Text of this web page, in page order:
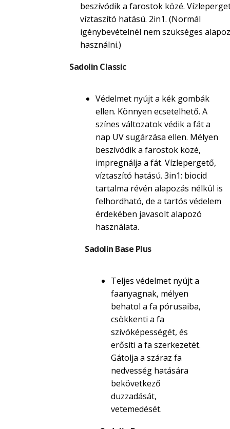
beszívódik a farostok közé.
víztaszító hatású. 2in1. (Normál
igénybevételnél nem szükséges
használni.)
Sadolin Classic
Védelmet nyújt a kék gombák
ellen. Könnyen ecsetelhető. A
színes változatok védik a fát a
nap UV sugárzása ellen. Mélyen
beszívódik a farostok közé,
impregnálja a fát. Vízlepergető,
víztaszító hatású. 3in1: biocid
tartalma révén alapozás nélkül is
felhordható, de a tartós védelem
érdekében javasolt alapozó
használata.
Sadolin Base Plus
Teljes védelmet nyújt a
faanyagnak, mélyen
behatol a fa pórusaiba,
csökkenti a fa
szívóképességét, és
erősíti a fa szerkezetét.
Gátolja a száraz fa
nedvesség hatására
bekövetkező
duzzadását,
vetemedését.